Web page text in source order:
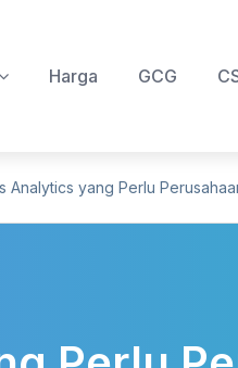
Harga GCG
Analytics yang Perlu